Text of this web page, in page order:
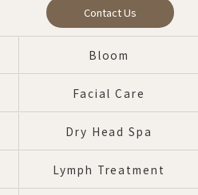
Contact Us
Bloom
Facial Care
Dry Head Spa
Lymph Treatment